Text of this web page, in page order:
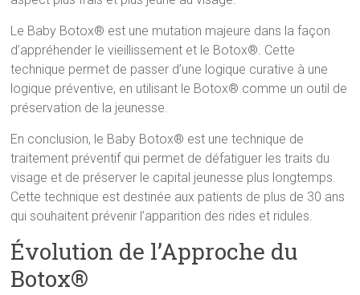
Le Baby Botox® est une mutation majeure dans la façon
d’appréhender le vieillissement et le Botox®. Cette
technique permet de passer d’une logique curative à une
logique préventive, en utilisant le Botox® comme un outil de
préservation de la jeunesse.
En conclusion, le Baby Botox® est une technique de
traitement préventif qui permet de défatiguer les traits du
visage et de préserver le capital jeunesse plus longtemps.
Cette technique est destinée aux patients de plus de 30 ans
qui souhaitent prévenir l’apparition des rides et ridules.
Évolution de l’Approche du
Botox®